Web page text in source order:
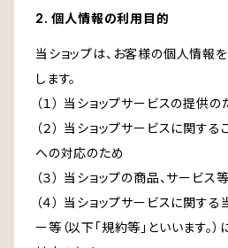
2. 個人情報の利用目的
当ショップは、お客様の個人情報
します。
（１） 当ショップサービスの提供の
（２） 当ショップサービスに関す
への対応のため
（３） 当ショップの商品、サービス
（４） 当ショップサービスに関する
ー等（以下「規約等」といいます。